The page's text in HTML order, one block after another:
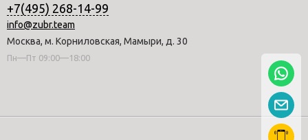
+7(495) 268-14-99
info@zubr.team
Москва, м. Корниловская, Мамыри, д. 30
Пн—Пт 09:00—18:00